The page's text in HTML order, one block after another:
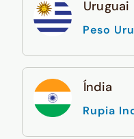
Uruguai
Peso
Índia
Rupia